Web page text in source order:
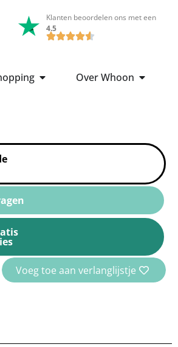
Klanten beoordelen ons met een
4.5
Over Whoon
Voeg toe aan verlanglijstje